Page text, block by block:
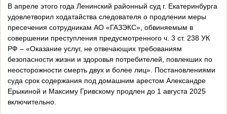
В апреле этого года Ленинский районный суд г. Екатеринбурга
удовлетворил ходатайства следователя о продлении меры
пресечения сотрудникам АО «ГАЗЭКС», обвиняемым в
совершении преступления предусмотренного ч. 3 ст. 238 УК
РФ – «Оказание услуг, не отвечающих требованиям
безопасности жизни и здоровья потребителей, повлекших по
неосторожности смерть двух и более лиц». Постановлениями
суда срок содержания под домашним арестом Александре
Ерыкиной и Максиму Гривскому продлен до 1 августа 2025
включительно.